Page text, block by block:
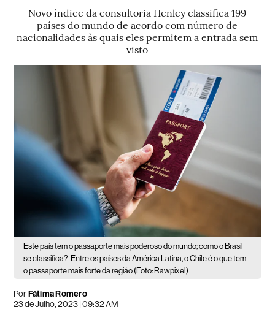
Novo índice da consultoria Henley classifica 199
países do mundo de acordo com número de
nacionalidades às quais eles permitem a entrada sem
visto
Este país tem o passaporte mais poderoso do mundo; como o Brasil
se classifica? Entre os países da América Latina, o Chile é o que tem
o passaporte mais forte da região (Foto: Rawpixel)
PorFátima Romero
23 de Julho, 2023 | 09:32 AM